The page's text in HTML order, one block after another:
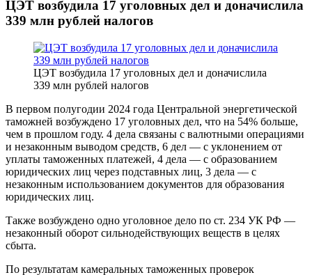
ЦЭТ возбудила 17 уголовных дел и доначислила
339 млн рублей налогов
ЦЭТ возбудила 17 уголовных дел и доначислила
339 млн рублей налогов
В первом полугодии 2024 года Центральной энергетической
таможней возбуждено 17 уголовных дел, что на 54% больше,
чем в прошлом году. 4 дела связаны с валютными операциями
и незаконным выводом средств, 6 дел — с уклонением от
уплаты таможенных платежей, 4 дела — с образованием
юридических лиц через подставных лиц, 3 дела — с
незаконным использованием документов для образования
юридических лиц.
Также возбуждено одно уголовное дело по ст. 234 УК РФ —
незаконный оборот сильнодействующих веществ в целях
сбыта.
По результатам камеральных таможенных проверок